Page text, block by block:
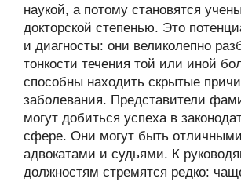
наукой, а потому становятся
докторской степенью. Это
и диагносты: они великолепно
тонкости течения той или иной
способны находить скрытые
заболевания. Представители
могут добиться успеха в
сфере. Они могут быть
адвокатами и судьями. К
должностям стремятся редко: